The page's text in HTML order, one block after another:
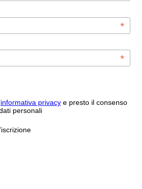
*
*
informativa privacye presto il consenso
personali